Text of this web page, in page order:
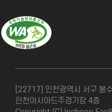
[22717] 인천광역시 서구 봉
인천아시아드주경기장 4층